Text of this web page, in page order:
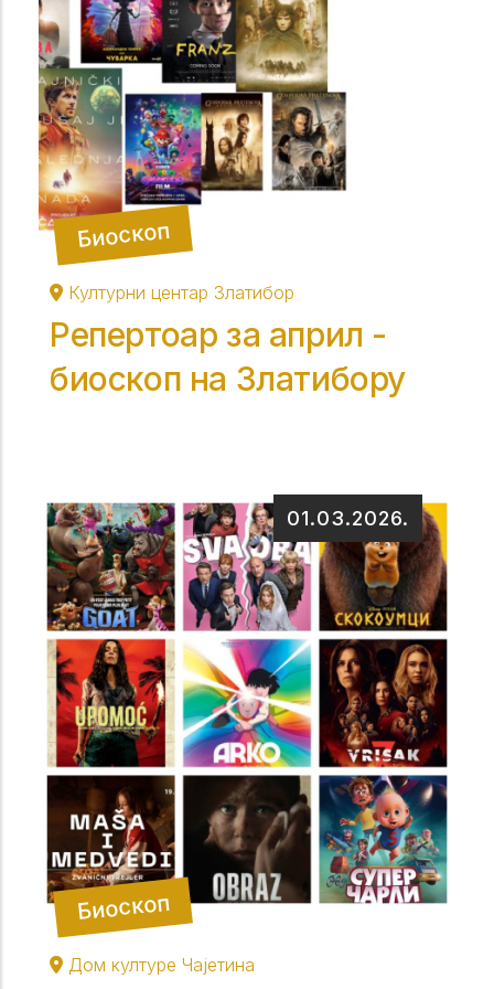
Биоскоп
Културни центар Златибор
Репертоар за април -
биоскоп на Златибору
01.03.2026.
Биоскоп
Дом културе Чајетина